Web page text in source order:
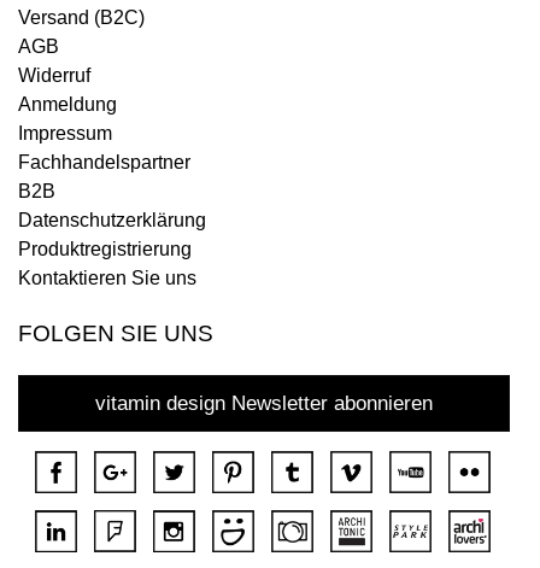
Versand (B2C)
AGB
Widerruf
Anmeldung
Impressum
Fachhandelspartner
B2B
Datenschutzerklärung
Produktregistrierung
Kontaktieren Sie uns
FOLGEN SIE UNS
vitamin design Newsletter abonnieren